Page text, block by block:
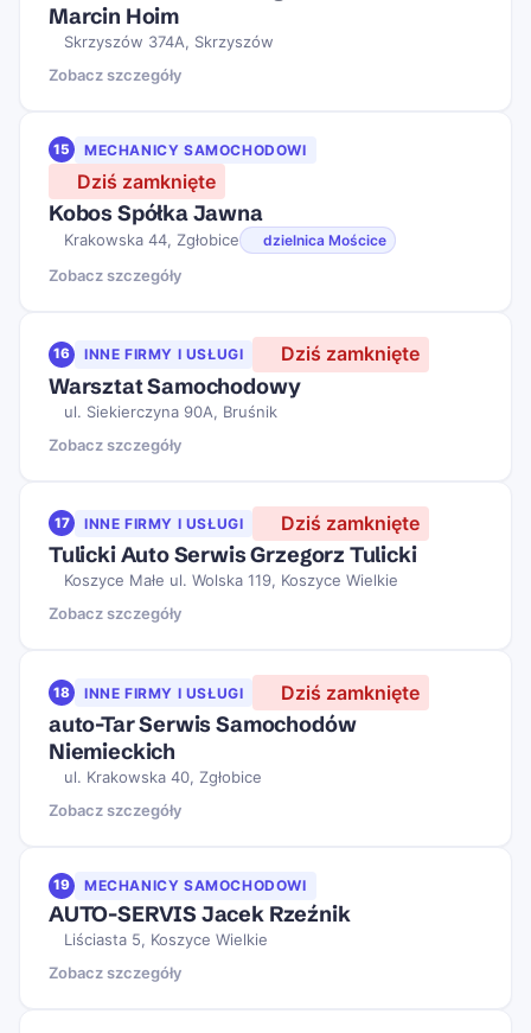
Marcin Hoim
Skrzyszów 374A, Skrzyszów
Zobacz szczegóły
15 MECHANICY SAMOCHODOWI
Dziś zamknięte
Kobos Spółka Jawna
Krakowska 44, Zgłobice dzielnica Mościce
Zobacz szczegóły
16 INNE FIRMY I USŁUGI Dziś zamknięte
Warsztat Samochodowy
ul. Siekierczyna 90A, Bruśnik
Zobacz szczegóły
17 INNE FIRMY I USŁUGI Dziś zamknięte
Tulicki Auto Serwis Grzegorz Tulicki
Koszyce Małe ul. Wolska 119, Koszyce Wielkie
Zobacz szczegóły
18 INNE FIRMY I USŁUGI Dziś zamknięte
auto-Tar Serwis Samochodów
Niemieckich
ul. Krakowska 40, Zgłobice
Zobacz szczegóły
19 MECHANICY SAMOCHODOWI
AUTO-SERVIS Jacek Rzeźnik
Liściasta 5, Koszyce Wielkie
Zobacz szczegóły